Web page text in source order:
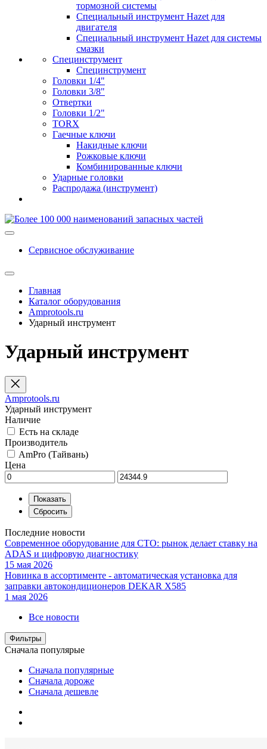
тормозной системы
Специальный инструмент Hazet для
двигателя
Специальный инструмент Hazet для системы
смазки
Специнструмент
Специнструмент
Головки 1/4"
Головки 3/8"
Отвертки
Головки 1/2"
TORX
Гаечные ключи
Накидные ключи
Рожковые ключи
Комбинированные ключи
Ударные головки
Распродажа (инструмент)
Сервисное обслуживание
Главная
Каталог оборудования
Amprotools.ru
Ударный инструмент
Ударный инструмент
Amprotools.ru
Ударный инструмент
Наличие
Есть на складе
Производитель
AmPro (Тайвань)
Цена
Последние новости
Современное оборудование для СТО: рынок делает ставку на
ADAS и цифровую диагностику
15 мая 2026
Новинка в ассортименте - автоматическая установка для
заправки автокондиционеров DEKAR X585
1 мая 2026
Все новости
Фильтры
Сначала популярые
Сначала популярные
Сначала дороже
Сначала дешевле